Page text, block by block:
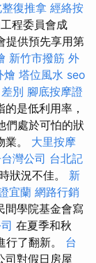
復推拿 經絡按
程委員會成
提供預先享用第
新竹市撥筋 外
燴 塔位風水 seo
別 腳底按摩證
是低利用率，
們處於可怕的狀
。 大里按摩
灣公司 台北記
狀況不佳。 新
宜蘭 網路行銷
間學院基金會寫
在夏季和秋
行了翻新。 台
司對假日房屋